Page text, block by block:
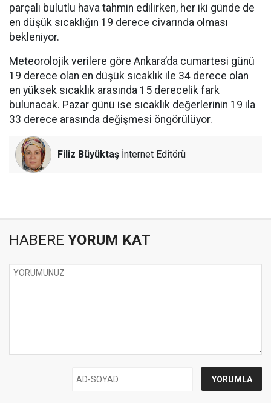
parçalı bulutlu hava tahmin edilirken, her iki günde de
en düşük sıcaklığın 19 derece civarında olması
bekleniyor.
Meteorolojik verilere göre Ankara’da cumartesi günü
19 derece olan en düşük sıcaklık ile 34 derece olan
en yüksek sıcaklık arasında 15 derecelik fark
bulunacak. Pazar günü ise sıcaklık değerlerinin 19 ila
33 derece arasında değişmesi öngörülüyor.
Filiz Büyüktaş İnternet Editörü
HABERE YORUM KAT